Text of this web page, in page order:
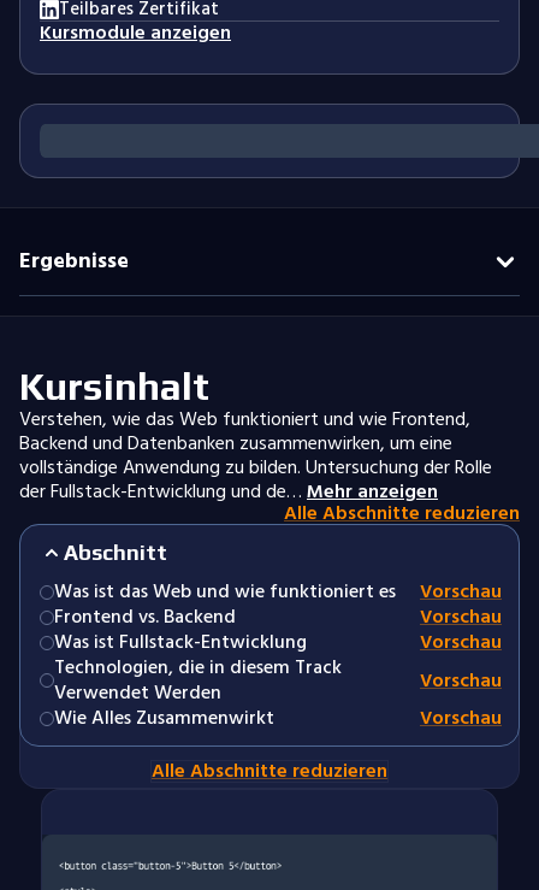
Teilbares Zertifikat
Kursmodule anzeigen
Ergebnisse
Kursinhalt
Verstehen, wie das Web funktioniert und wie Frontend,
Backend und Datenbanken zusammenwirken, um eine
vollständige Anwendung zu bilden. Untersuchung der Rolle
der Fullstack-Entwicklung und de…Mehr anzeigen
Alle Abschnitte reduzieren
Abschnitt
Was ist das Web und wie funktioniert es
Vorschau
Frontend vs. Backend
Vorschau
Was ist Fullstack-Entwicklung
Vorschau
Technologien, die in diesem Track
Verwendet Werden
Vorschau
Wie Alles Zusammenwirkt
Vorschau
Alle Abschnitte reduzieren